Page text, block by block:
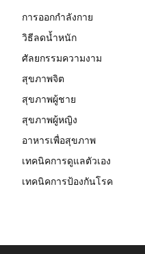
การออกกำลังกาย
วิธีลดน้ำหนัก
ศัลยกรรมความงาม
สุขภาพจิต
สุขภาพผู้ชาย
สุขภาพผู้หญิง
อาหารเพื่อสุขภาพ
เทคนิคการดูแลตัวเอง
เทคนิคการป้องกันโรค